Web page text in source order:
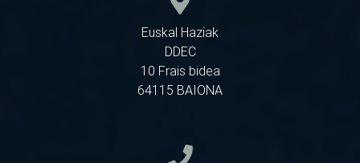
Euskal Haziak
DDEC
10 Frais bidea
64115 BAIONA